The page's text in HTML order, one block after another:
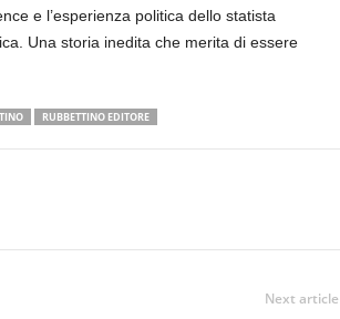
e l’esperienza politica dello statista
Una storia inedita che merita di essere
RUBBETTINO EDITORE
Next article